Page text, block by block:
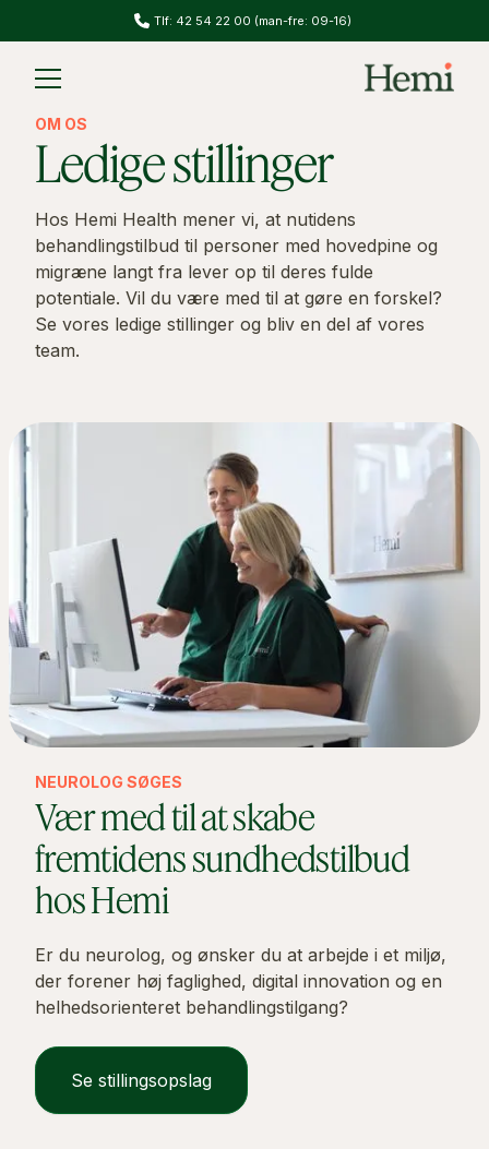
Tlf: 42 54 22 00 (man-fre: 09-16)
Slide 1 of 2.
OM OS
Ledige stillinger
Hos Hemi Health mener vi, at nutidens
behandlingstilbud til personer med hovedpine og
migræne langt fra lever op til deres fulde
potentiale. Vil du være med til at gøre en forskel?
Se vores ledige stillinger og bliv en del af vores
team.
NEUROLOG SØGES
Vær med til at skabe
fremtidens sundhedstilbud
hos Hemi
Er du neurolog, og ønsker du at arbejde i et miljø,
der forener høj faglighed, digital innovation og en
helhedsorienteret behandlingstilgang?
Se stillingsopslag